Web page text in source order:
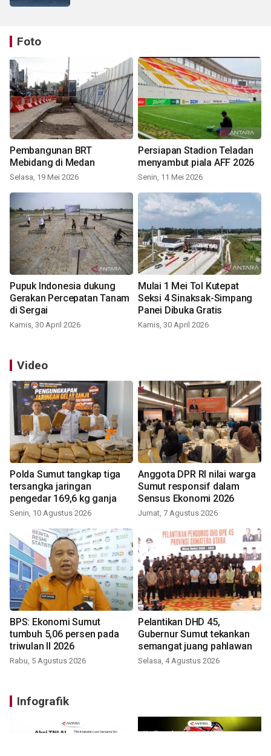
Foto
Pembangunan BRT
Mebidang di Medan
Selasa, 19 Mei 2026
Persiapan Stadion Teladan
menyambut piala AFF 2026
Senin, 11 Mei 2026
Pupuk Indonesia dukung
Gerakan Percepatan Tanam
di Sergai
Kamis, 30 April 2026
Mulai 1 Mei Tol Kutepat
Seksi 4 Sinaksak-Simpang
Panei Dibuka Gratis
Kamis, 30 April 2026
Video
Polda Sumut tangkap tiga
tersangka jaringan
pengedar 169,6 kg ganja
Senin, 10 Agustus 2026
Anggota DPR RI nilai warga
Sumut responsif dalam
Sensus Ekonomi 2026
Jumat, 7 Agustus 2026
BPS: Ekonomi Sumut
tumbuh 5,06 persen pada
triwulan II 2026
Rabu, 5 Agustus 2026
Pelantikan DHD 45,
Gubernur Sumut tekankan
semangat juang pahlawan
Selasa, 4 Agustus 2026
Infografik